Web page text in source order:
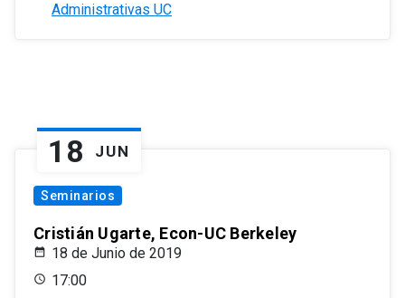
Administrativas UC
18 JUN
Seminarios
Cristián Ugarte, Econ-UC Berkeley
18 de Junio de 2019
17:00